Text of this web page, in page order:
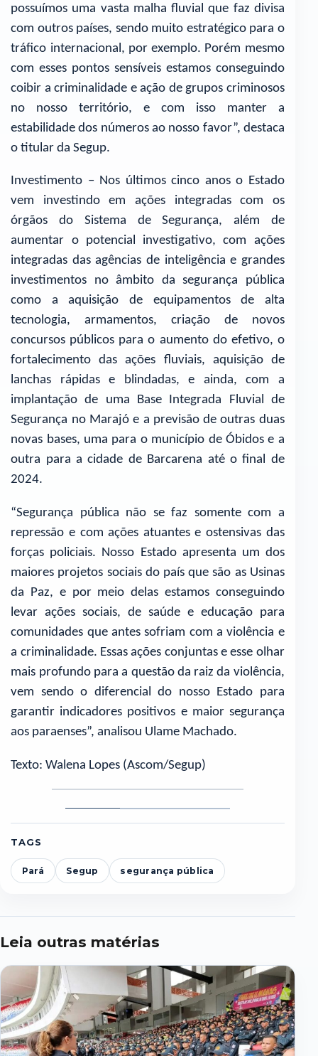
possuímos uma vasta malha fluvial que faz divisa
com outros países, sendo muito estratégico para o
tráfico internacional, por exemplo. Porém mesmo
com esses pontos sensíveis estamos conseguindo
coibir a criminalidade e ação de grupos criminosos
no nosso território, e com isso manter a
estabilidade dos números ao nosso favor”, destaca
o titular da Segup.
Investimento – Nos últimos cinco anos o Estado
vem investindo em ações integradas com os
órgãos do Sistema de Segurança, além de
aumentar o potencial investigativo, com ações
integradas das agências de inteligência e grandes
investimentos no âmbito da segurança pública
como a aquisição de equipamentos de alta
tecnologia, armamentos, criação de novos
concursos públicos para o aumento do efetivo, o
fortalecimento das ações fluviais, aquisição de
lanchas rápidas e blindadas, e ainda, com a
implantação de uma Base Integrada Fluvial de
Segurança no Marajó e a previsão de outras duas
novas bases, uma para o município de Óbidos e a
outra para a cidade de Barcarena até o final de
2024.
“Segurança pública não se faz somente com a
repressão e com ações atuantes e ostensivas das
forças policiais. Nosso Estado apresenta um dos
maiores projetos sociais do país que são as Usinas
da Paz, e por meio delas estamos conseguindo
levar ações sociais, de saúde e educação para
comunidades que antes sofriam com a violência e
a criminalidade. Essas ações conjuntas e esse olhar
mais profundo para a questão da raiz da violência,
vem sendo o diferencial do nosso Estado para
garantir indicadores positivos e maior segurança
aos paraenses”, analisou Ulame Machado.
Texto: Walena Lopes (Ascom/Segup)
1
2
3
TAGS
Pará Segup segurança pública
Leia outras matérias